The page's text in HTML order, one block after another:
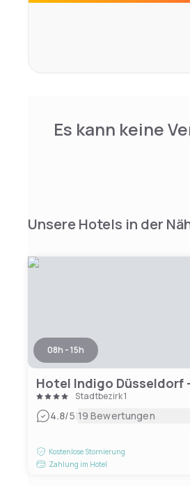
ausgezeichneten
Es kann keine
Unsere Hotels in der
08h - 15h
Stadtbezirk 1
4.8/5|19 Bewertungen
Kostenlose Stornierung
Zahlung im Hotel